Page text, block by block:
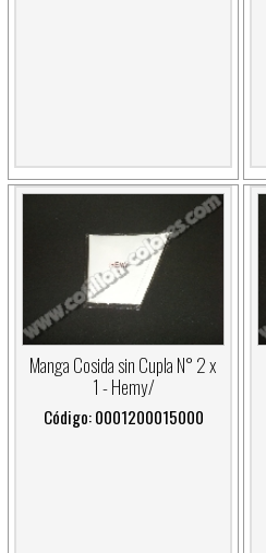
Manga Cosida sin Cupla N° 2 x
1 - Hemy/
Código: 0001200015000